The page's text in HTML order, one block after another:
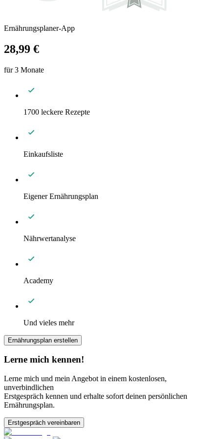
Ernährungsplaner-App
28,99 €
für 3 Monate
1700 leckere Rezepte
Einkaufsliste
Eigener Ernährungsplan
Nährwertanalyse
Academy
Und vieles mehr
Ernährungsplan erstellen
Lerne mich kennen!
Lerne mich und mein Angebot in einem kostenlosen,
unverbindlichen
Erstgespräch kennen und erhalte sofort deinen persönlichen
Ernährungsplan.
Erstgespräch vereinbaren